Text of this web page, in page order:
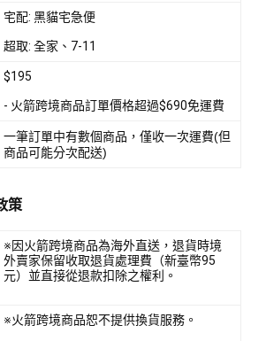
宅配: 黑貓宅急便
超取: 全家、7-11
$195
- 火箭跨境商品訂單價格超過$690免運費
一筆訂單中有數個商品，僅收一次運費(但
商品可能分次配送)
策
※因火箭跨境商品為海外直送，退貨時境
外賣家保留收取退貨處理費（新臺幣95
元）並直接從退款扣除之權利。
※火箭跨境商品恕不提供換貨服務。